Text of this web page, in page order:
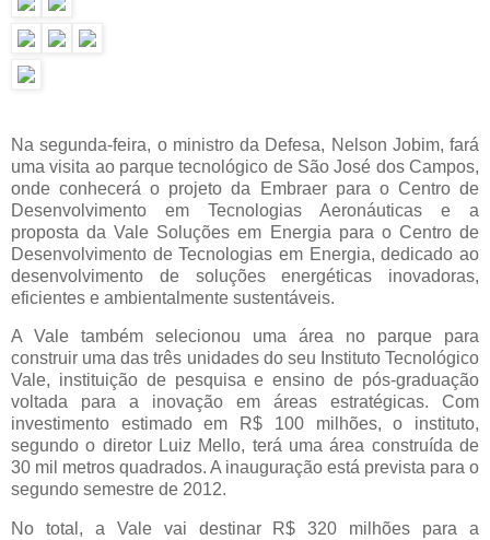
Na segunda-feira, o ministro da Defesa, Nelson Jobim, fará
uma visita ao parque tecnológico de São José dos Campos,
onde conhecerá o projeto da Embraer para o Centro de
Desenvolvimento em Tecnologias Aeronáuticas e a
proposta da Vale Soluções em Energia para o Centro de
Desenvolvimento de Tecnologias em Energia, dedicado ao
desenvolvimento de soluções energéticas inovadoras,
eficientes e ambientalmente sustentáveis.
A Vale também selecionou uma área no parque para
construir uma das três unidades do seu Instituto Tecnológico
Vale, instituição de pesquisa e ensino de pós-graduação
voltada para a inovação em áreas estratégicas. Com
investimento estimado em R$ 100 milhões, o instituto,
segundo o diretor Luiz Mello, terá uma área construída de
30 mil metros quadrados. A inauguração está prevista para o
segundo semestre de 2012.
No total, a Vale vai destinar R$ 320 milhões para a